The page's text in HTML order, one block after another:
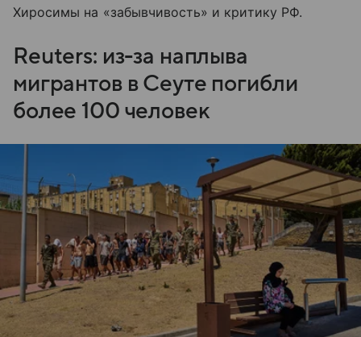
Хиросимы на «забывчивость» и критику РФ.
Reuters: из-за наплыва
мигрантов в Сеуте погибли
более 100 человек